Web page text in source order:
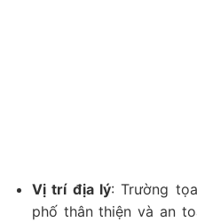
Vị trí địa lý: Trường
phố thân thiện và an